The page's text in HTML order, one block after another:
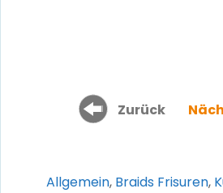
Zurück
Kategorien
Allgemein, Braids Frisuren,